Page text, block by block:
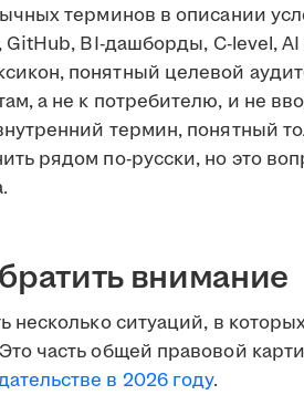
терминов в описании
BI-дашборды, C-level,
понятный целевой
а не к потребителю, и не
термин, понятный
рядом по-русски, но это
внимание
несколько ситуаций, в
часть общей правовой
в 2026 году.